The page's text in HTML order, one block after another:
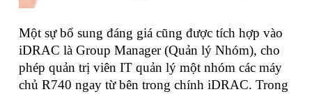
Một sự bổ sung đáng giá cũng được tích hợp vào
iDRAC là Group Manager (Quản lý Nhóm), cho
phép quản trị viên IT quản lý một nhóm các máy
chủ R740 ngay từ bên trong chính iDRAC. Trong